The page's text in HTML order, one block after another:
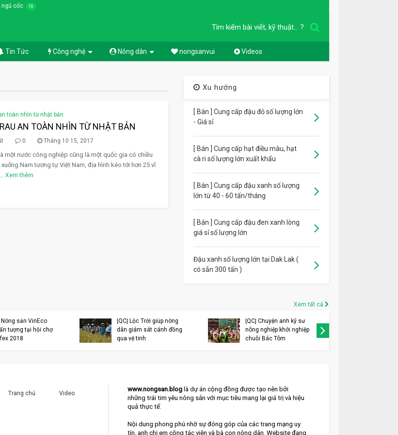
ngũ cốc 10
Tìm kiếm bài viết, kỹ thuật... ?
Tin Tức Công nghệ Nông dân nongsanvui Videos
toàn nhìn từ nhật bản
AN TOÀN NHÌN TỪ NHẬT BẢN
0 Tháng 10 15, 2017
một nước công nghiệp cũng là một quốc gia có chiều
Nam tương tự Việt Nam, địa hình kéo tới hơn 25 vĩ
Xem thêm
Xu hướng
[ Bán ] Cung cấp đậu đỏ số lượng lớn
- Giá sỉ
[ Bán ] Cung cấp hạt điều màu, hạt
cà ri số lượng lớn xuất khẩu
[ Bán ] Cung cấp đậu xanh số lượng
lớn từ 40 - 60 tấn/tháng
[ Bán ] Cung cấp đậu đen xanh lòng
giá sỉ số lượng lớn
Đậu xanh số lượng lớn tại Dak Lak (
có sẵn 300 tấn )
Xem tất cả
Nông sản VinEco
tượng tại hội chợ
2018
[QC] Lộc Trời giúp nông
dân giám sát cánh đồng
qua vệ tinh
[QC] Chuyện anh kỹ sư
nông nghiệp khởi nghiệp
chuỗi Bác Tôm
Trang chủ Video
www.nongsan.blog là dự án cộng đồng được tạo nên bởi
những trái tim yêu nông sản với mục tiêu mang lại giá trị và hiệu
quả thực tế.
Nội dung phong phú nhờ sự đóng góp của các trang mạng uy
tín, anh chị em cộng tác viên và bà con nông dân. Website đang